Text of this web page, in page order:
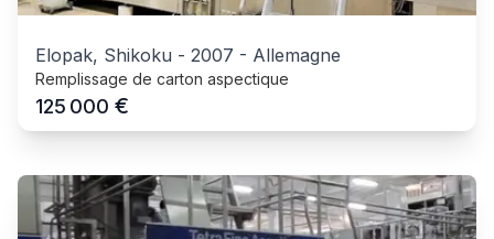
Elopak, Shikoku - 2007 - Allemagne
Remplissage de carton aspectique
125 000 €